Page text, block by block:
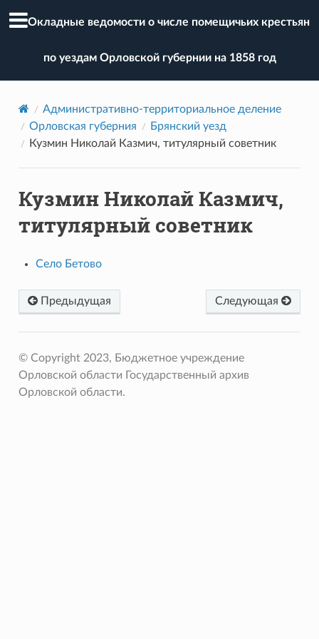
Окладные ведомости о числе помещичьих крестьян
по уездам Орловской губернии на 1858 год
Административно-территориальное деление
Орловская губерния
Брянский уезд
Кузмин Николай Казмич, титулярный советник
Кузмин Николай Казмич,
титулярный советник
Село Бетово
Предыдущая Следующая
© Copyright 2023, Бюджетное учреждение
Орловской области Государственный архив
Орловской области.